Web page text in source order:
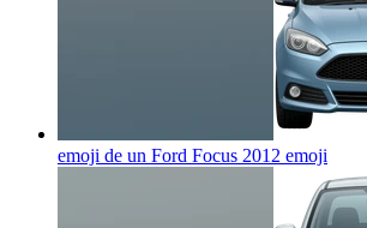
emoji de un Ford Focus 2012 emoji